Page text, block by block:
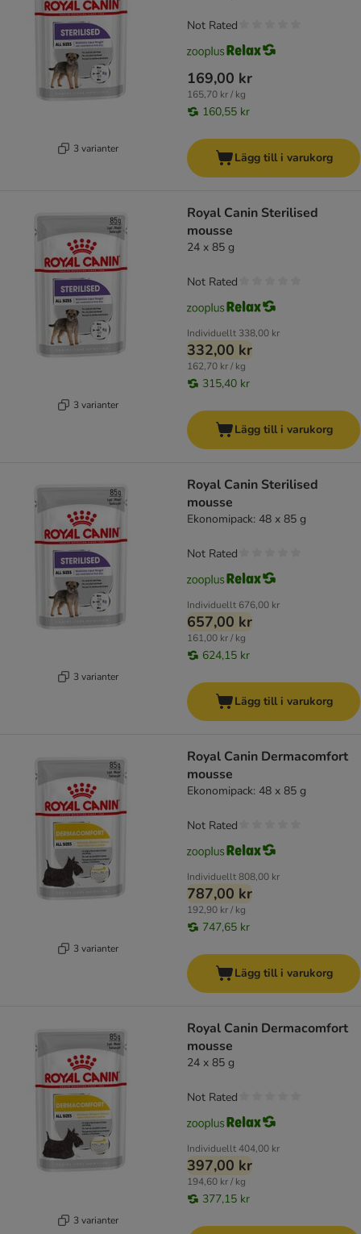
3 varianter
169,00 kr
165,70 kr / kg
160,55 kr
Not Rated
Lägg till i varukorg
3 varianter
Royal Canin Sterilised
mousse
24 x 85 g
Individuellt 338,00 kr
332,00 kr
162,70 kr / kg
315,40 kr
Not Rated
Lägg till i varukorg
3 varianter
Royal Canin Sterilised
mousse
Ekonomipack: 48 x 85 g
Individuellt 676,00 kr
657,00 kr
161,00 kr / kg
624,15 kr
Not Rated
Lägg till i varukorg
3 varianter
Royal Canin Dermacomfort
mousse
Ekonomipack: 48 x 85 g
Individuellt808,00 kr
787,00 kr
192,90 kr / kg
747,65 kr
Not Rated
Lägg till i varukorg
3 varianter
Royal Canin Dermacomfort
mousse
24 x 85 g
Individuellt404,00 kr
397,00 kr
194,60 kr / kg
377,15 kr
Not Rated